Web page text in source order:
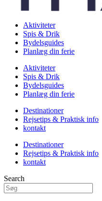
Aktiviteter
Spis & Drik
Bydelsguides
Planlæg din ferie
Aktiviteter
Spis & Drik
Bydelsguides
Planlæg din ferie
Destinationer
Rejsetips & Praktisk info
kontakt
Destinationer
Rejsetips & Praktisk info
kontakt
Search